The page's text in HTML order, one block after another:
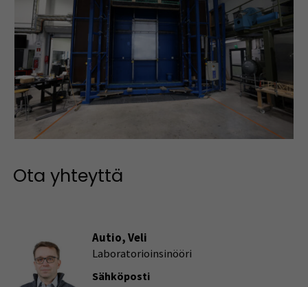
Ota yhteyttä
Autio, Veli
Laboratorioinsinööri
Sähköposti